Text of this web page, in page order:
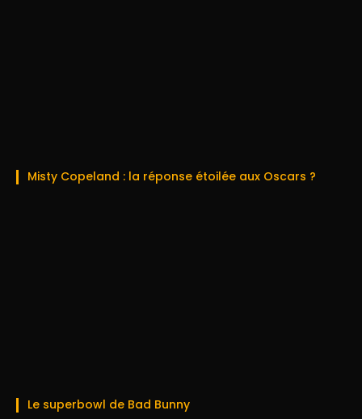
Misty Copeland : la réponse étoilée aux Oscars ?
Le superbowl de Bad Bunny